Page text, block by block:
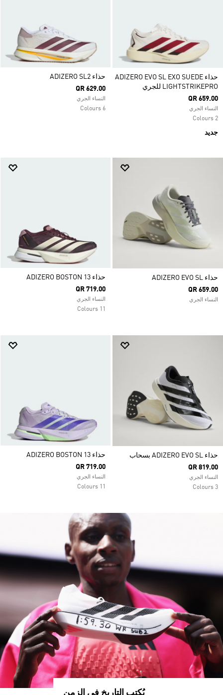
حذاء ADIZERO EVO SL EXO SUEDE
LIGHTSTRIKEPRO للجري
QR 659.00
النساء الجري
2 Colours
جديد
حذاء ADIZERO SL2
QR 629.00
النساء الجري
6 Colours
حذاء ADIZERO EVO SL
QR 659.00
النساء الجري
حذاء ADIZERO BOSTON 13
QR 719.00
النساء الجري
11 Colours
حذاء ADIZERO EVO SL بسحاب
QR 819.00
النساء الجري
3 Colours
حذاء ADIZERO BOSTON 13
QR 719.00
النساء الجري
11 Colours
يُكتب التاريخ في الزمن